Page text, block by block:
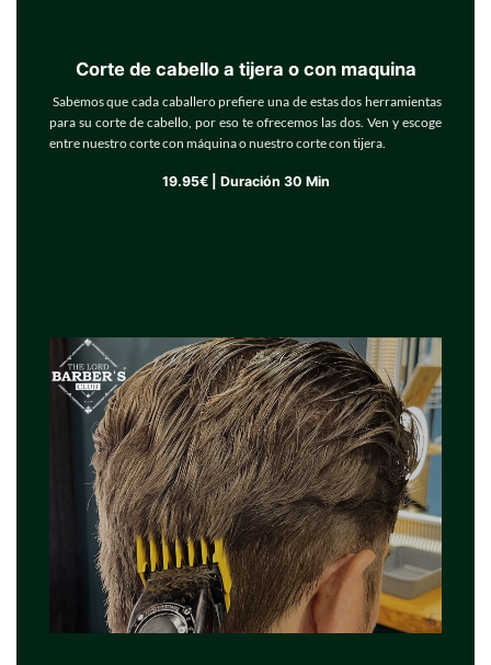
Corte de cabello a tijera o con maquina
Sabemos que cada caballero prefiere una de estas dos herramientas
para su corte de cabello, por eso te ofrecemos las dos. Ven y escoge
entre nuestro corte con máquina o nuestro corte con tijera.
19.95€ | Duración 30 Min